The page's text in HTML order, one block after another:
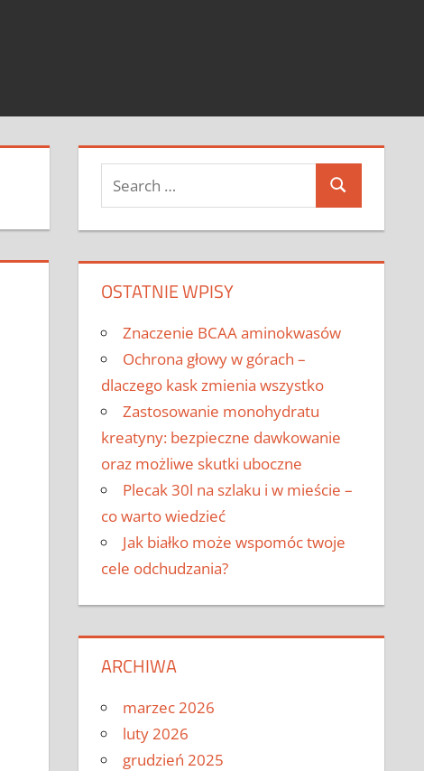
Search
for:
Search
OSTATNIE WPISY
Znaczenie BCAA aminokwasów
Ochrona głowy w górach –
dlaczego kask zmienia wszystko
Zastosowanie monohydratu
kreatyny: bezpieczne dawkowanie
oraz możliwe skutki uboczne
Plecak 30l na szlaku i w mieście –
co warto wiedzieć
Jak białko może wspomóc twoje
cele odchudzania?
ARCHIWA
marzec 2026
luty 2026
grudzień 2025